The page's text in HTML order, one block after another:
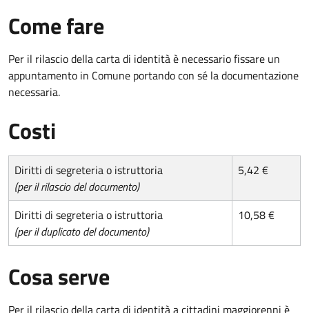
Come fare
Per il rilascio della carta di identità è necessario fissare un
appuntamento in Comune portando con sé la documentazione
necessaria.
Costi
Diritti di segreteria o istruttoria
(per il rilascio del documento)
5,42 €
Diritti di segreteria o istruttoria
(per il duplicato del documento)
10,58 €
Cosa serve
Per il rilascio della carta di identità a cittadini maggiorenni è